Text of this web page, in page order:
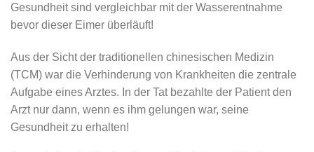
Gesundheit sind vergleichbar mit der Wasserentnahme
bevor dieser Eimer überläuft!
Aus der Sicht der traditionellen chinesischen Medizin
(TCM) war die Verhinderung von Krankheiten die zentrale
Aufgabe eines Arztes. In der Tat bezahlte der Patient den
Arzt nur dann, wenn es ihm gelungen war, seine
Gesundheit zu erhalten!